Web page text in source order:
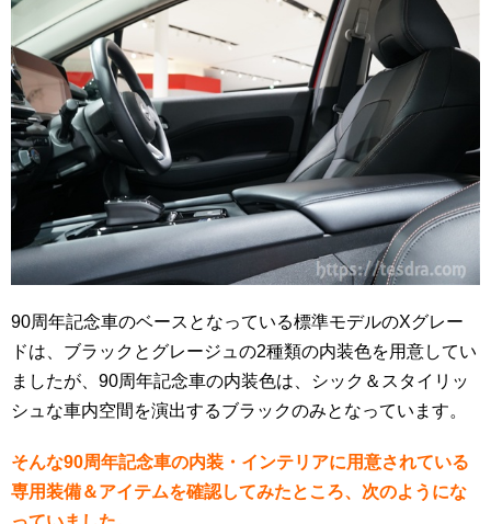
90周年記念車のベースとなっている標準モデルのXグレー
ドは、ブラックとグレージュの2種類の内装色を用意してい
ましたが、90周年記念車の内装色は、シック＆スタイリッ
シュな車内空間を演出するブラックのみとなっています。
そんな90周年記念車の内装・インテリアに用意されている
専用装備＆アイテムを確認してみたところ、次のようにな